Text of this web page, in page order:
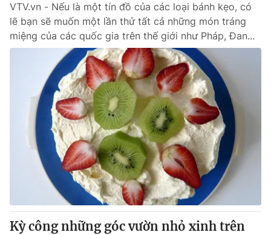
thuận bằng văn bản. Ghi rõ nguồn VTV.vn khi phát hành lại
thông tin từ website này.
VTV.vn - Nếu là một tín đồ của các loại bánh kẹo, có
lẽ bạn sẽ muốn một lần thử tất cả những món tráng
miệng của các quốc gia trên thế giới như Pháp, Đan...
Kỳ công những góc vườn nhỏ xinh trên